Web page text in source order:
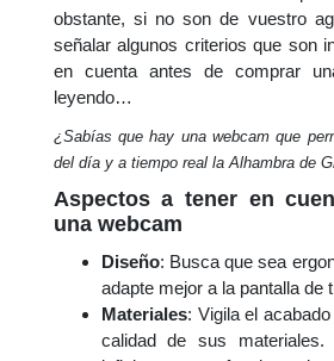
obstante, si no son de vuestro
señalar algunos criterios que son
en cuenta antes de comprar
leyendo…
¿Sabías que hay una webcam que
del día y a tiempo real la Alhambra de
Aspectos a tener en
una webcam
Diseño: Busca que sea
adapte mejor a la pantalla de
Materiales: Vigila el
calidad de sus